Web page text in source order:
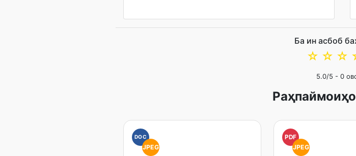
Ба ин асбоб
☆
☆
☆
5.0/5 - 0
DOC
JPEG
PDF
JPEG